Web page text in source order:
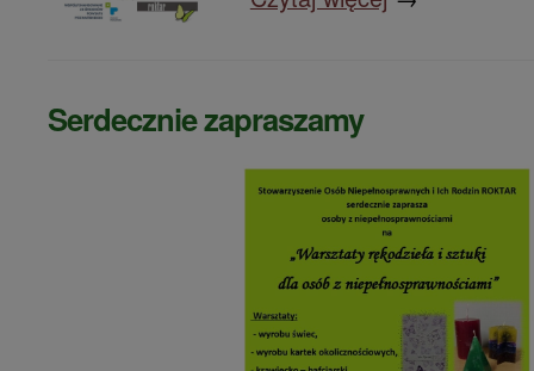
Serdecznie zapraszamy